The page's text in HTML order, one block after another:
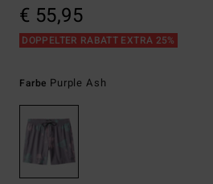
€ 55,95
DOPPELTER RABATT EXTRA 25%
Farbe Purple Ash